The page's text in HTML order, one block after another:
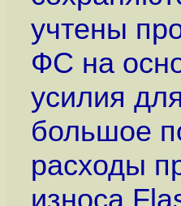
учтены
ФС на
усилия
большое
расходы
износа